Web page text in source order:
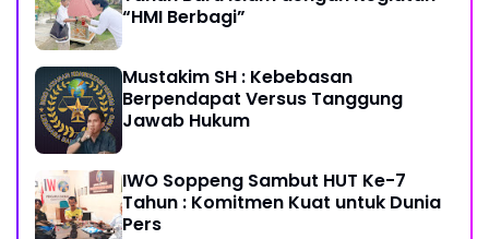
“HMI Berbagi”
Mustakim SH : Kebebasan
Berpendapat Versus Tanggung
Jawab Hukum
IWO Soppeng Sambut HUT Ke-7
Tahun : Komitmen Kuat untuk Dunia
Pers